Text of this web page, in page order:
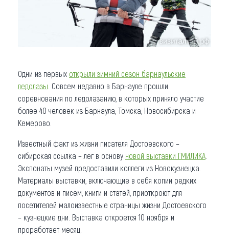
Одни из первых открыли зимний сезон барнаульские
ледолазы . Совсем недавно в Барнауле прошли
соревнования по ледолазанию, в которых приняло участие
более 40 человек из Барнаула, Томска, Новосибирска и
Кемерово.
Известный факт из жизни писателя Достоевского –
сибирская ссылка – лег в основу новой выставки ГМИЛИКА
Экспонаты музей предоставили коллеги из Новокузнецка.
Материалы выставки, включающие в себя копии редких
документов и писем, книги и статей, приоткроют для
посетителей малоизвестные страницы жизни Достоевского
– кузнецкие дни. Выставка откроется 10 ноября и
проработает месяц.